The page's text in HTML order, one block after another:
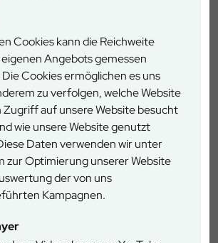
Cookies kann die Reichweite
Angebots gemessen
Cookies ermöglichen es uns
zu verfolgen, welche Website
Zugriff auf unsere Website besucht
wie unsere Website genutzt
Daten verwenden wir unter
zur Optimierung unserer Website
der von uns
Kampagnen.
zu Unterkünften und
sie beim Tourismusverband
Baumwipfelpfad Steigerwald